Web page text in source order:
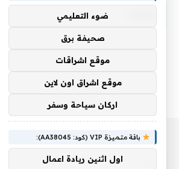
ضوء التعليمي
صحيفة برق
موقع اشراقات
موقع اشراق اون لاين
اركان سياحة وسفر
باقة متميزة VIP (كود: AA38045):
اول اثنين ريادة اعمال